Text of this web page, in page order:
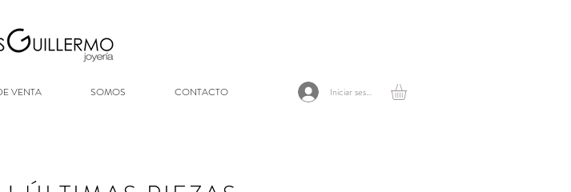
VENTA SOMOS CONTACTO Iniciar sesión